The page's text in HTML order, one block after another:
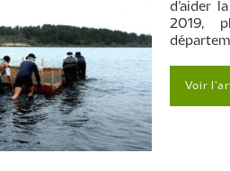
d’aider
2019,
Voir